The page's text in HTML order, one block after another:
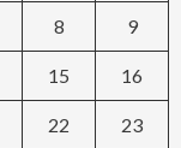
8 9
15 16
22 23